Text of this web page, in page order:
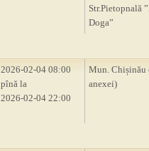
Str.Pietopnală
Doga”
2026-02-04 08:00
pînă la
2026-02-04 22:00
Mun. Chișinău
anexei)